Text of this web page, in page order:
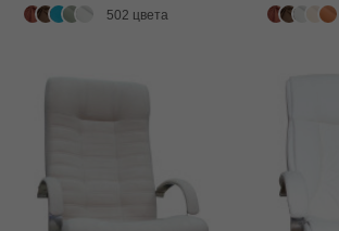
502 цвета